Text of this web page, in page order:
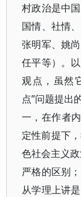
村政治是中
国情、社情
张明军、姚
任平等）。
观点，虽然
点”问题提出
一，在作者
定性前提下
色社会主义
严格的区别
从学理上讲